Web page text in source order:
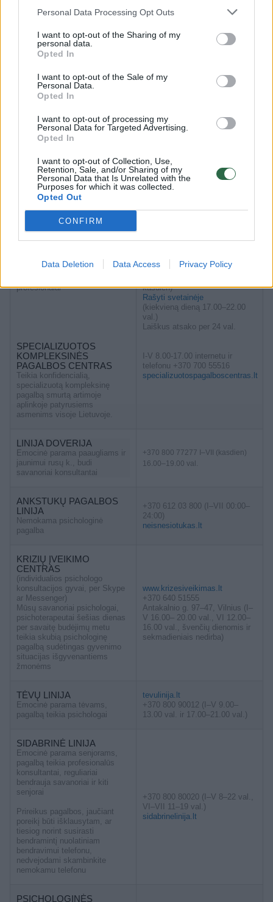
Personal Data Processing Opt Outs
I want to opt-out of the Sharing of my
personal data.
Opted In
I want to opt-out of the Sale of my
Personal Data.
Opted In
I want to opt-out of processing my
Personal Data for Targeted Advertising.
Opted In
I want to opt-out of Collection, Use,
Retention, Sale, and/or Sharing of my
Personal Data that Is Unrelated with the
Purposes for which it was collected.
Opted Out
CONFIRM
Data Deletion Data Access Privacy Policy
psichologinės pagalbos tinklas
VAIKŲ LINIJA
Emocinė parama vaikams, budi
profesionalai
116 111 (I–VII 11.00–23.00 val.)
Atsako per 24 val.
VAIKO TEISIŲ TARNYBA
Pagalbą teikia specialistai
Pokalbiai internetu –
vaikoteises.lrv.lt, pokalbių
VILTIES LINIJA
Emocinė parama
suaugusiesiems, pagalbą teikia
savanoriai ir psichikos
sveikatos specialistai
116 123 (visą parą kasdien)
Pokalbiai internetu
I–V 17.00–20.00 val.
dienas
PAGALBOS MOTERIMS
Emocinė parama moterims,
pagalbą teikia savanoriai ir
profesionalai
SPECIALIZUOTOS
KOMPLEKSINĖS
PAGALBOS CENTRAS
Teikia konfidencialią,
specializuotą kompleksinę
pagalbą smurtą artimoje
aplinkoje patyrusiems
asmenims visoje Lietuvoje.
kasdien)
Rašyti svetainėje
(kiekvieną dieną 17.00–22.00
val.)
Laiškus atsako per 24 val.
I-V 8.00-17.00 internetu ir
telefonu +370 700 55516
specializuotospagalboscentras.lt
LINIJA DOVERIJA
Emocinė parama paaugliams ir
jaunimui rusų k., budi
savanoriai konsultantai
+370 800 77277 I–VII (kasdien)
16.00–19.00 val.
ANKSTUKŲ PAGALBOS
LINIJA
Nemokama psichologinė
pagalba
+370 612 03 800 (I–VII 00:00–
24:00)
neisnesiotukas.lt
KRIZIŲ ĮVEIKIMO
CENTRAS
(individualios psichologo
konsultacijos gyvai, per Skype
ar Messenger)
Mūsų savanoriai psichologai,
psichoterapeutai šešias dienas
per savaitę budėjimų metu
teikia skubią psichologinę
pagalbą sudėtingas gyvenimo
situacijas išgyvenantiems
žmonėms
www.krizesiveikimas.lt
+370 640 51555
Antakalnio g. 97–47, Vilnius (I–
V 16.00– 20.00 val., VI 12.00–
16.00 val., švenčių dienomis ir
sekmadieniais nedirba)
TĖVŲ LINIJA
Emocinė parama tėvams,
pagalbą teikia psichologai
tevulinija.lt
+370 800 90012 (I–V 9.00–
13.00 val. ir 17.00–21.00 val.)
SIDABRINĖ LINIJA
Emocinė parama senjorams,
pagalbą teikia profesionalūs
konsultantai, reguliariai
bendrauja savanoriai ir kiti
senjorai
Prireikus pagalbos, jaučiant
poreikį būti išklausytam, ar
tiesiog norint susirasti
bendramintį nuolatiniam
bendravimui telefonu,
nedvejodami skambinkite
nemokamu telefonu
+370 800 80020 (I–V 8–22 val.,
VI–VII 11–19 val.)
sidabrinelinija.lt
PSICHOLOGINĖS